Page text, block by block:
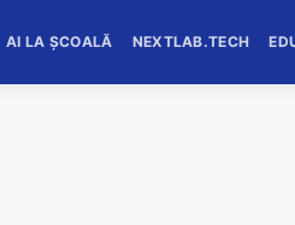
AI LA ȘCOALĂ NEXTLAB.TECH